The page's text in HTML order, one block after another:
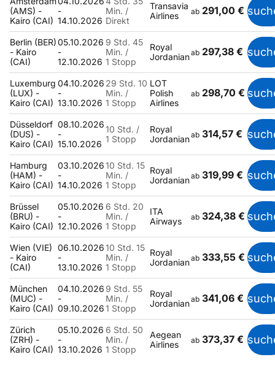
(AMS) -
Kairo (CAI)
-
14.10.2026
Min. /
Direkt
Transavia
Airlines
ab 291,00 €
Berlin (BER)
- Kairo
(CAI)
05.10.2026
-
12.10.2026
9 Std. 45
Min. /
1 Stopp
Royal
Jordanianab 297,38 €
Luxemburg
(LUX) -
Kairo (CAI)
04.10.2026
-
13.10.2026
29 Std. 10
Min. /
1 Stopp
LOT
Polish
Airlines
ab 298,70 €
Düsseldorf
(DUS) -
Kairo (CAI)
08.10.2026
-
15.10.2026
10 Std. /
1 Stopp
Royal
Jordanianab 314,57 €
Hamburg
(HAM) -
Kairo (CAI)
03.10.2026
-
14.10.2026
10 Std. 15
Min. /
1 Stopp
Royal
Jordanianab 319,99 €
Brüssel
(BRU) -
Kairo (CAI)
05.10.2026
-
12.10.2026
6 Std. 20
Min. /
1 Stopp
ITA
Airways
ab 324,38 €
Wien (VIE)
- Kairo
(CAI)
06.10.2026
-
13.10.2026
10 Std. 15
Min. /
1 Stopp
Royal
Jordanianab 333,55 €
München
(MUC) -
Kairo (CAI)
04.10.2026
-
09.10.2026
9 Std. 55
Min. /
1 Stopp
Royal
Jordanianab 341,06 €
Zürich
(ZRH) -
Kairo (CAI)
05.10.2026
-
13.10.2026
6 Std. 50
Min. /
1 Stopp
Aegean
Airlines
ab 373,37 €